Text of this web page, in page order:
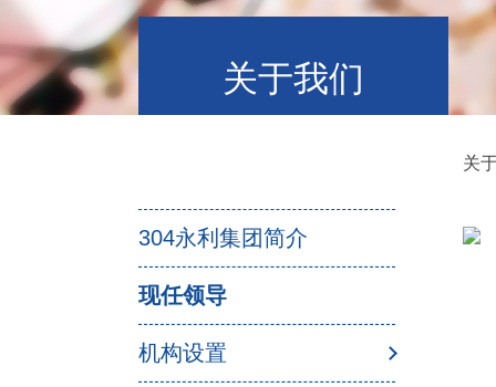
关于我们
304永利集团简介
现任领导
机构设置
关